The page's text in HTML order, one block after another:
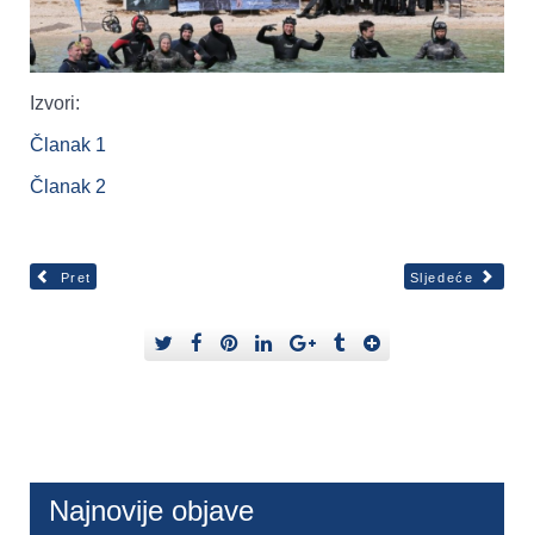
Izvori:
Članak 1
Članak 2
Pret Sljedeće
Najnovije objave